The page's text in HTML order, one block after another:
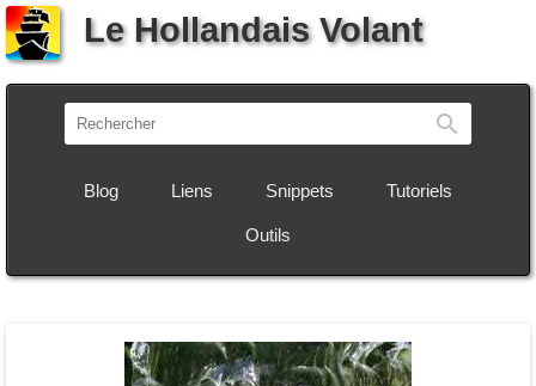
Le Hollandais Volant
Blog Liens Snippets Tutoriels
Outils